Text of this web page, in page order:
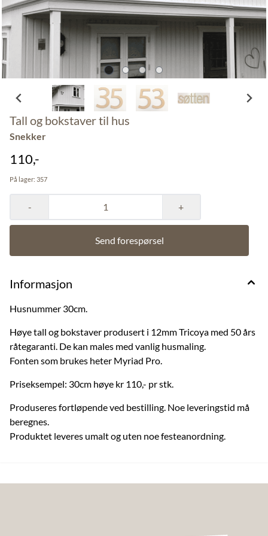
Tall og bokstaver til hus
Snekker
110,-
På lager: 357
- +
Send forespørsel
Informasjon
Husnummer 30cm.
Høye tall og bokstaver produsert i 12mm Tricoya med 50 års
råtegaranti. De kan males med vanlig husmaling.
Fonten som brukes heter Myriad Pro.
Priseksempel: 30cm høye kr 110,- pr stk.
Produseres fortløpende ved bestilling. Noe leveringstid må
beregnes.
Produktet leveres umalt og uten noe festeanordning.